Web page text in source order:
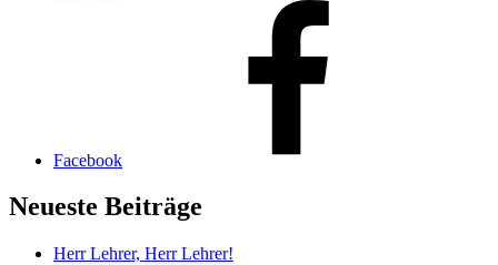
Facebook
Neueste Beiträge
Herr Lehrer, Herr Lehrer!